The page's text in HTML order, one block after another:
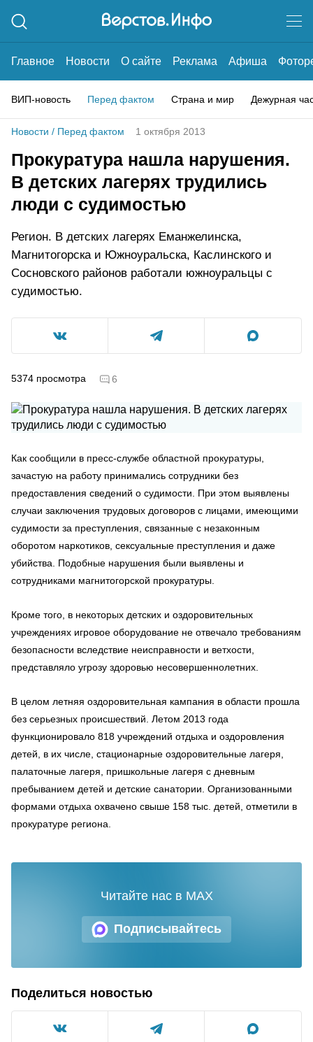
Главное Новости О сайте Реклама Афиша
ВИП-новость Перед фактом Страна и мир Дежурная
Новости / Перед фактом 1 октября 2013
Прокуратура нашла нарушения.
В детских лагерях трудились
люди с судимостью
Регион. В детских лагерях Еманжелинска,
Магнитогорска и Южноуральска, Каслинского и
Сосновского районов работали южноуральцы с
судимостью.
5374 просмотра 6
Как сообщили в пресс-службе областной прокуратуры,
зачастую на работу принимались сотрудники без
предоставления сведений о судимости. При этом выявлены
случаи заключения трудовых договоров с лицами, имеющими
судимости за преступления, связанные с незаконным
оборотом наркотиков, сексуальные преступления и даже
убийства. Подобные нарушения были выявлены и
сотрудниками магнитогорской прокуратуры.
Кроме того, в некоторых детских и оздоровительных
учреждениях игровое оборудование не отвечало требованиям
безопасности вследствие неисправности и ветхо­сти,
представляло угрозу здоровью несовершеннолетних.
В целом летняя оздоровительная кампания в области прошла
без серьезных происшествий. Летом 2013 года
функционировало 818 учреждений отдыха и оздоровления
детей, в их числе, стационарные оздоровительные лагеря,
палаточные лагеря, пришкольные лагеря с дневным
пребыванием детей и детские санатории. Организованными
формами отдыха охвачено свыше 158 тыс. детей, отметили в
прокуратуре региона.
Подписывайтесь
Читайте нас в MAX
Поделиться новостью